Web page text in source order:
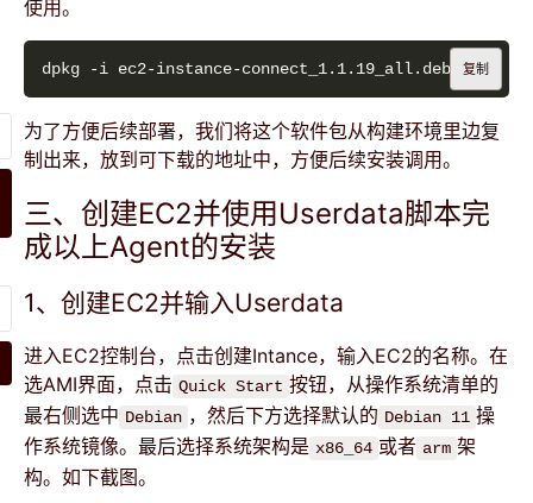
使用。
复制
为了方便后续部署，我们将这个软件包从构建环境里边复
制出来，放到可下载的地址中，方便后续安装调用。
三、创建EC2并使用Userdata脚本完
成以上Agent的安装
1、创建EC2并输入Userdata
进入EC2控制台，点击创建Intance，输入EC2的名称。在
选AMI界面，点击 Quick Start 按钮，从操作系统清单的
最右侧选中 Debian ，然后下方选择默认的 Debian 11 操
作系统镜像。最后选择系统架构是 x86_64 或者 arm 架
构。如下截图。